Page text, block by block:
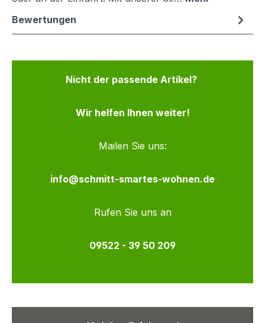
Bewertungen
Nicht der passende Artikel?
Wir helfen Ihnen weiter!
Mailen Sie uns:
info@schmitt-smartes-wohnen.de
Rufen Sie uns an
09522 - 39 50 209